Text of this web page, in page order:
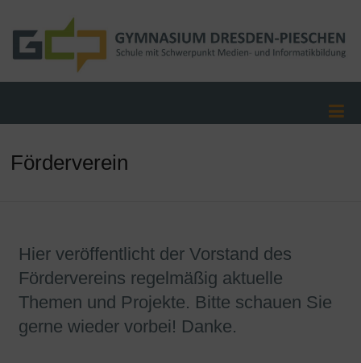
Förderverein
Hier veröffentlicht der Vorstand des
Fördervereins regelmäßig aktuelle
Themen und Projekte. Bitte schauen Sie
gerne wieder vorbei! Danke.